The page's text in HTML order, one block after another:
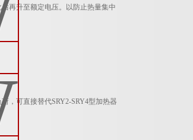
再升至额定电压。以防止热量集中
，可直接替代SRY2-SRY4型加热器